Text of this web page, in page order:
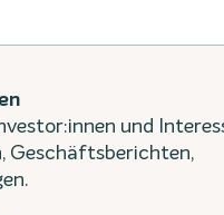
und
Geschäftsberichten,